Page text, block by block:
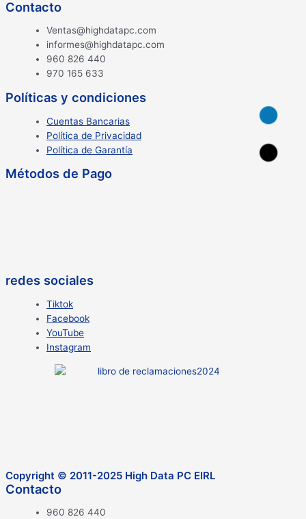
Contacto
Ventas@highdatapc.com
informes@highdatapc.com
960 826 440
970 165 633
Políticas y condiciones
Cuentas Bancarias
Política de Privacidad
Política de Garantía
Métodos de Pago
redes sociales
Tiktok
Facebook
YouTube
Instagram
Copyright © 2011-2025 High Data PC EIRL
Contacto
960 826 440